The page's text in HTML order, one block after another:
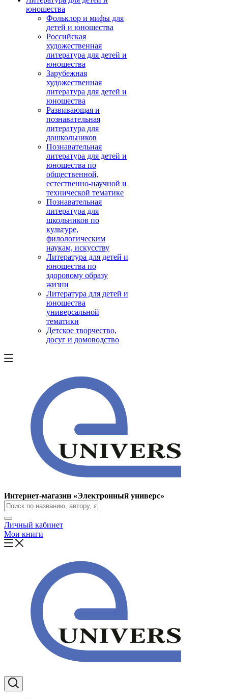
юношества
Фольклор и мифы для
детей и юношества
Российская
художественная
литература для детей и
юношества
Зарубежная
художественная
литература для детей и
юношества
Развивающая и
познавательная
литература для
дошкольников
Познавательная
литература для детей и
юношества по
общественной,
естественно-научной и
технической тематике
Познавательная
литература для
школьников по
культуре,
филологическим
наукам, искусству
Литература для детей и
юношества по
здоровому образу
жизни
Литература для детей и
юношества
универсальной
тематики
Детское творчество,
досуг и домоводство
Интернет-магазин «Электронный универс»
Личный кабинет
Мои книги